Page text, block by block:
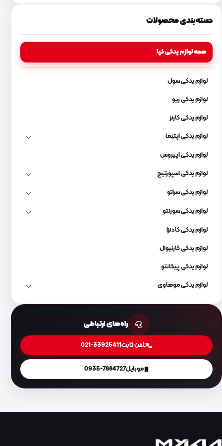
دسته‌بندی محصولات
همه لوازم یدکی کیا
لوازم یدکی سول
لوازم یدکی ریو
لوازم یدکی کارنز
لوازم یدکی اپتیما
لوازم یدکی اپیروس
لوازم یدکی اسپورتیج
لوازم یدکی سراتو
لوازم یدکی سورنتو
لوازم یدکی کادنزا
لوازم یدکی کارنیوال
لوازم یدکی پیکانتو
لوازم یدکی موهاوی
راه‌های ارتباطی
تلفن ثابت021-33925411
موبایل0935-7884727